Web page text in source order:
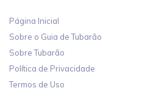
Página Inicial
Sobre o Guia de Tubarão
Sobre Tubarão
Política de Privacidade
Termos de Uso